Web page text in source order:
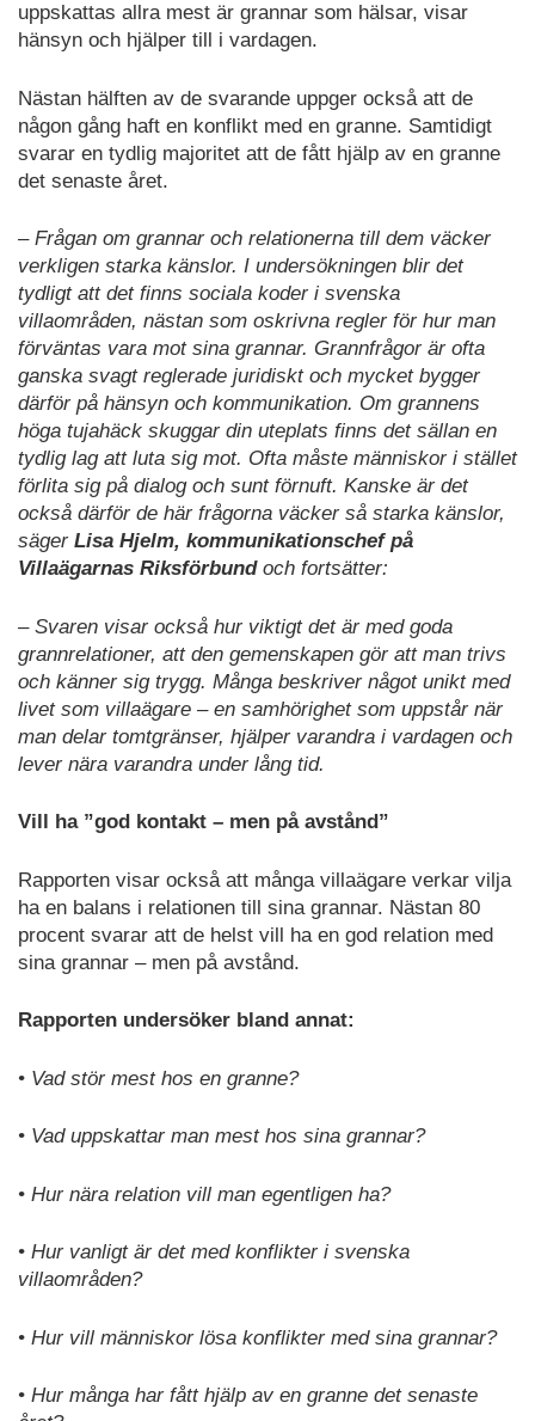
uppskattas allra mest är grannar som hälsar, visar
hänsyn och hjälper till i vardagen.
Nästan hälften av de svarande uppger också att de
någon gång haft en konflikt med en granne. Samtidigt
svarar en tydlig majoritet att de fått hjälp av en granne
det senaste året.
– Frågan om grannar och relationerna till dem väcker
verkligen starka känslor. I undersökningen blir det
tydligt att det finns sociala koder i svenska
villaområden, nästan som oskrivna regler för hur man
förväntas vara mot sina grannar. Grannfrågor är ofta
ganska svagt reglerade juridiskt och mycket bygger
därför på hänsyn och kommunikation. Om grannens
höga tujahäck skuggar din uteplats finns det sällan en
tydlig lag att luta sig mot. Ofta måste människor i stället
förlita sig på dialog och sunt förnuft. Kanske är det
också därför de här frågorna väcker så starka känslor,
säger Lisa Hjelm, kommunikationschef på
Villaägarnas Riksförbundoch fortsätter:
– Svaren visar också hur viktigt det är med goda
grannrelationer, att den gemenskapen gör att man trivs
och känner sig trygg. Många beskriver något unikt med
livet som villaägare – en samhörighet som uppstår när
man delar tomtgränser, hjälper varandra i vardagen och
lever nära varandra under lång tid.
Vill ha ”god kontakt – men på avstånd”
Rapporten visar också att många villaägare verkar vilja
ha en balans i relationen till sina grannar. Nästan 80
procent svarar att de helst vill ha en god relation med
sina grannar – men på avstånd.
Rapporten undersöker bland annat:
• Vad stör mest hos en granne?
• Vad uppskattar man mest hos sina grannar?
• Hur nära relation vill man egentligen ha?
• Hur vanligt är det med konflikter i svenska
villaområden?
• Hur vill människor lösa konflikter med sina grannar?
• Hur många har fått hjälp av en granne det senaste